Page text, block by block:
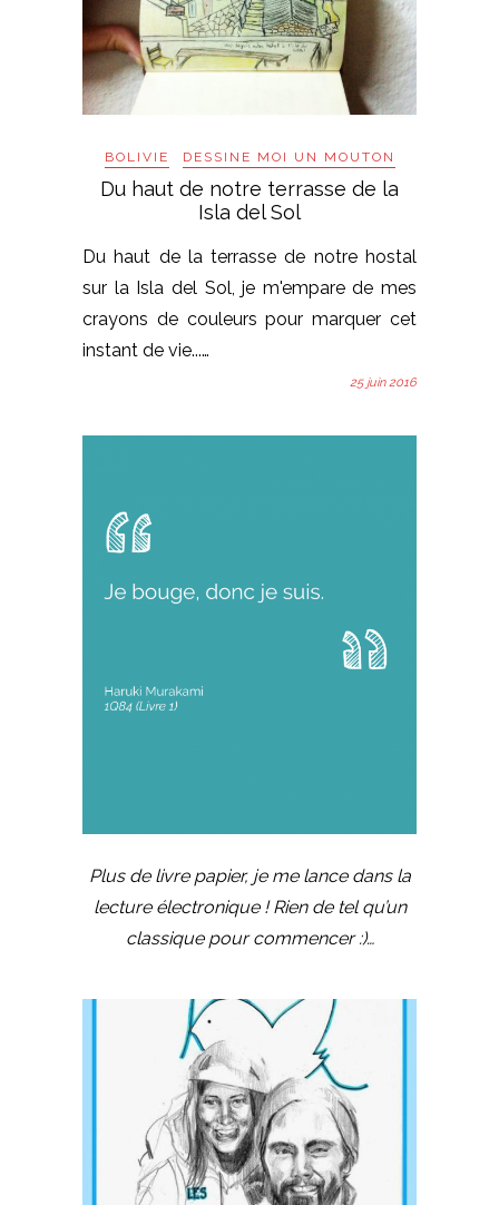
BOLIVIE DESSINE MOI UN MOUTON
Du haut de notre terrasse de la
Isla del Sol
Du haut de la terrasse de notre hostal
sur la Isla del Sol, je m'empare de mes
crayons de couleurs pour marquer cet
instant de vie...…
25 juin 2016
Plus de livre papier, je me lance dans la
lecture électronique ! Rien de tel qu’un
classique pour commencer :)…